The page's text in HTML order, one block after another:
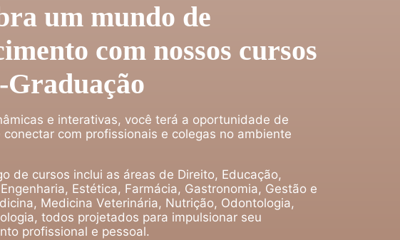
um mundo de
com nossos cursos
Graduação
e interativas, você terá a oportunidade de
conectar com profissionais e colegas no ambiente
de cursos inclui as áreas de Direito, Educação,
Estética, Farmácia, Gastronomia, Gestão e
Medicina Veterinária, Nutrição, Odontologia,
todos projetados para impulsionar seu
profissional e pessoal.